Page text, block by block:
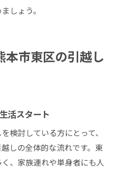
しょう。
本市東区の引越し
活スタート
検討している方にとって、
しの全体的な流れです。東
、家族連れや単身者にも人